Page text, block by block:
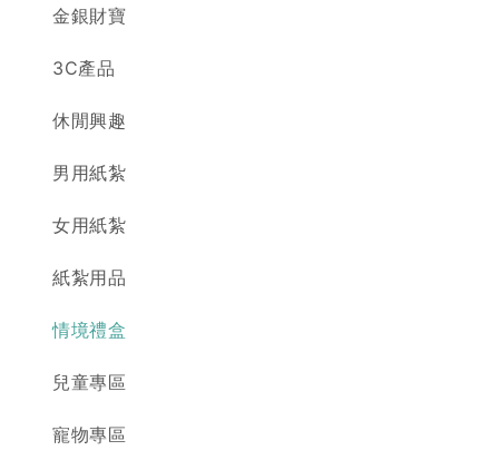
金銀財寶
3C產品
休閒興趣
男用紙紮
女用紙紮
紙紮用品
情境禮盒
兒童專區
寵物專區